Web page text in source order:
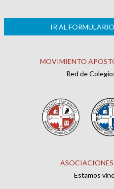
IR AL
MOVIMIENTO
Red de
Estamos